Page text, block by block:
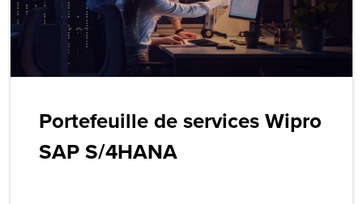
Portefeuille de services Wipro
SAP S/4HANA